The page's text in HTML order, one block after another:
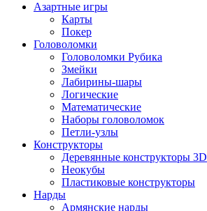
Азартные игры
Карты
Покер
Головоломки
Головоломки Рубика
Змейки
Лабирины-шары
Логические
Математические
Наборы головоломок
Петли-узлы
Конструкторы
Деревянные конструкторы 3D
Неокубы
Пластиковые конструкторы
Нарды
Армянские нарды